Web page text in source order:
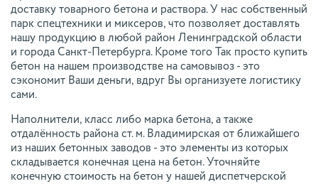
доставку товарного бетона и раствора. У нас собственный
парк спецтехники и миксеров, что позволяет доставлять
нашу продукцию в любой район Ленинградской области
и города Санкт-Петербурга. Кроме того Так просто купить
бетон на нашем производстве на самовывоз - это
сэкономит Ваши деньги, вдруг Вы организуете логистику
сами.
Наполнители, класс либо марка бетона, а также
отдалённость района ст. м. Владимирская от ближайшего
из наших бетонных заводов - это элементы из которых
складывается конечная цена на бетон. Уточняйте
конечную стоимость на бетон у нашей диспетчерской